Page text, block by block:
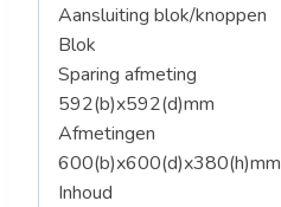
Aansluiting blok/knoppen
Blok
Sparing afmeting
592(b)x592(d)mm
Afmetingen
600(b)x600(d)x380(h)mm
Inhoud